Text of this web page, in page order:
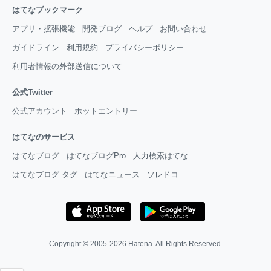
はてなブックマーク
アプリ・拡張機能 開発ブログ ヘルプ お問い合わせ
ガイドライン 利用規約 プライバシーポリシー
利用者情報の外部送信について
公式Twitter
公式アカウント ホットエントリー
はてなのサービス
はてなブログ はてなブログPro 人力検索はてな
はてなブログ タグ はてなニュース ソレドコ
Copyright © 2005-2026 Hatena. All Rights Reserved.